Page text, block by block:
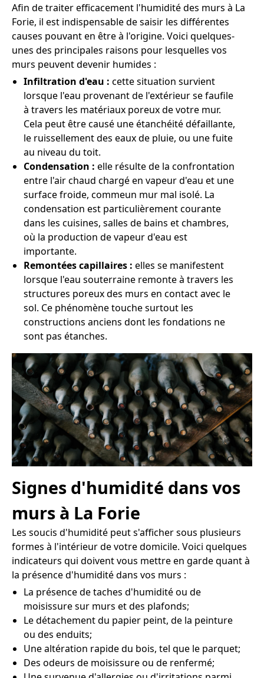
Afin de traiter efficacement l'humidité des murs à La
Forie, il est indispensable de saisir les différentes
causes pouvant en être à l'origine. Voici quelques-
unes des principales raisons pour lesquelles vos
murs peuvent devenir humides :
Infiltration d'eau : cette situation survient
lorsque l'eau provenant de l'extérieur se faufile
à travers les matériaux poreux de votre mur.
Cela peut être causé une étanchéité défaillante,
le ruissellement des eaux de pluie, ou une fuite
au niveau du toit.
Condensation : elle résulte de la confrontation
entre l'air chaud chargé en vapeur d'eau et une
surface froide, commeun mur mal isolé. La
condensation est particulièrement courante
dans les cuisines, salles de bains et chambres,
où la production de vapeur d'eau est
importante.
Remontées capillaires : elles se manifestent
lorsque l'eau souterraine remonte à travers les
structures poreux des murs en contact avec le
sol. Ce phénomène touche surtout les
constructions anciens dont les fondations ne
sont pas étanches.
Signes d'humidité dans vos
murs à La Forie
Les soucis d'humidité peut s'afficher sous plusieurs
formes à l'intérieur de votre domicile. Voici quelques
indicateurs qui doivent vous mettre en garde quant à
la présence d'humidité dans vos murs :
La présence de taches d'humidité ou de
moisissure sur murs et des plafonds;
Le détachement du papier peint, de la peinture
ou des enduits;
Une altération rapide du bois, tel que le parquet;
Des odeurs de moisissure ou de renfermé;